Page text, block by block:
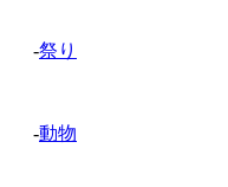
-祭り
-動物